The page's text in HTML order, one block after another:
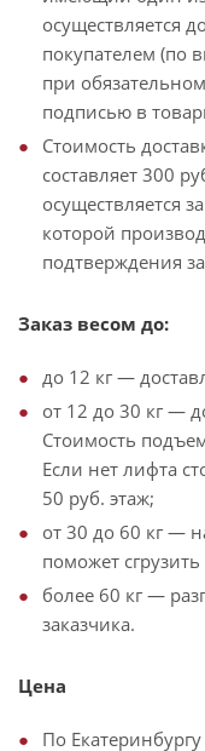
осуществляется
покупателем (по
при
подписью в
Стоимость
составляет 300
осуществляется
которой
подтверждения
Заказ весом до:
до 12 кг —
от 12 до 30 кг —
Стоимость
Если нет лифта
50 руб. этаж;
от 30 до 60 кг —
поможет
более 60 кг —
заказчика.
Цена
По